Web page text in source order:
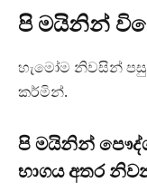
පි මයිනින්
හැමෝම නිවසින්
කර්මින්.
පි මයිනින්
භාගය අතර